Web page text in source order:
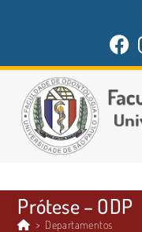
Prótese – ODP
> Departamentos